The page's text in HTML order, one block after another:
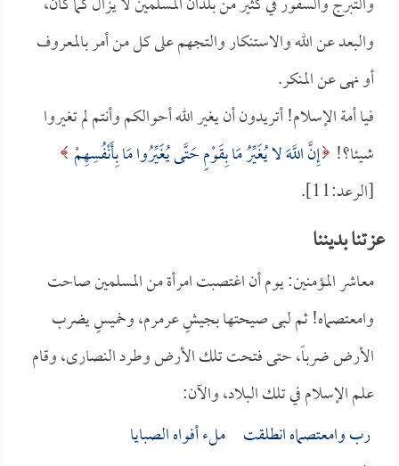
والبعد عن الله والاستنكار والتجهم على كل من أمر بالمعروف
أو نهى عن المنكر.
فيا أمة الإسلام! أتريدون أن يغير الله أحوالكم وأنتم لم تغيروا
شيئا؟! إِنَّ اللَّهَ لا يُغَيِّرُ مَا بِقَوْمٍ حَتَّى يُغَيِّرُوا مَا بِأَنْفُسِهِمْ
[الرعد:11].
عزتنا بديننا
معاشر المؤمنين: يوم أن اغتصبت امرأة من المسلمين صاحت
وامعتصماه! ثم لبى صيحتها بجيشٍ عرمرم، وخميسٍ يضرب
الأرض ضرباً، حتى فتحت تلك الأرض وطرد النصارى، وقام
علم الإسلام في تلك البلاد، والآن:
رب وامعتصماه انطلقت ملء أفواه الصبايا